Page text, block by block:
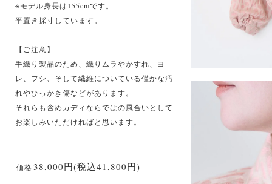
※モデル身長は155cmです。
平置き採寸しています。
【ご注意】
手織り製品のため、織りムラやかすれ、ヨ
レ、フシ、そして繊維についている僅かな汚
れやひっかき傷などがあります。
それらも含めカディならではの風合いとして
お楽しみいただければと思います。
価格38,000円(税込41,800円)